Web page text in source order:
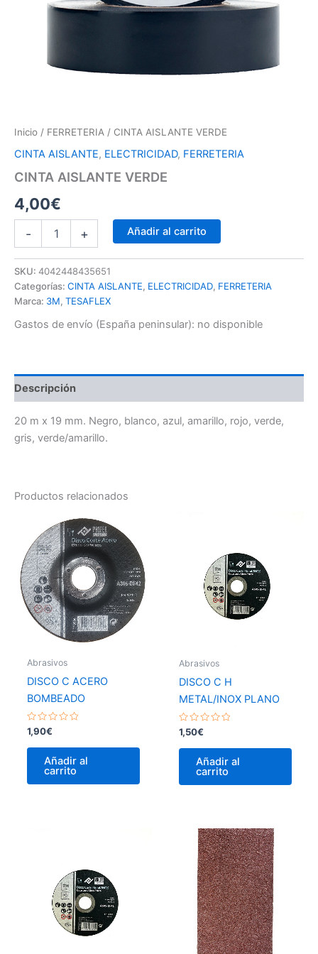
Inicio / FERRETERIA / CINTA AISLANTE VERDE
CINTA AISLANTE, ELECTRICIDAD, FERRETERIA
CINTA AISLANTE VERDE
4,00€
- + Añadir al carrito
SKU: 4042448435651
Categorías: CINTA AISLANTE, ELECTRICIDAD, FERRETERIA
Marca: 3M, TESAFLEX
Gastos de envío (España peninsular): no disponible
Descripción
20 m x 19 mm. Negro, blanco, azul, amarillo, rojo, verde,
gris, verde/amarillo.
Productos relacionados
Abrasivos
DISCO C ACERO
BOMBEADO
Valorado
con
0
1,90€
Añadir al
carrito
Abrasivos
DISCO C H
METAL/INOX PLANO
Valorado
con
0
1,50€
Añadir al
carrito